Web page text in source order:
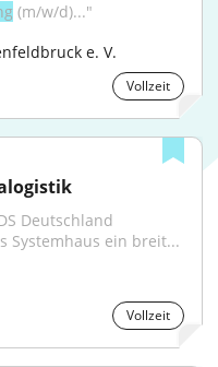
(m/w/d)..."
e. V.
Vollzeit
Deutschland
Systemhaus ein breit...
Vollzeit